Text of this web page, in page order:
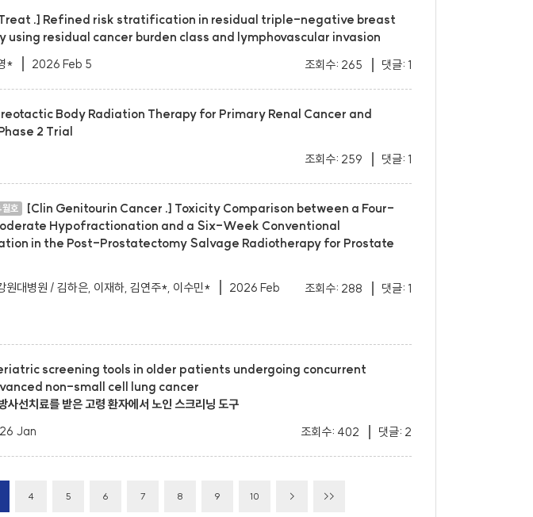
Treat .] Refined risk stratification in residual triple-negative breast
residual cancer burden class and lymphovascular invasion
*
2026 Feb 5 댓글: 1
조회수: 265
Body Radiation Therapy for Primary Renal Cancer and
2 Trial
댓글: 1
조회수: 259
호
[Clin Genitourin Cancer .] Toxicity Comparison between a Four-
Hypofractionation and a Six-Week Conventional
in the Post-Prostatectomy Salvage Radiotherapy for Prostate
원대병원 / 김하은, 이재하, 김연주*, 이수민*
2026 Feb 댓글: 1
조회수: 288
screening tools in older patients undergoing concurrent
non-small cell lung cancer
사선치료를 받은 고령 환자에서 노인 스크리닝 도구
Jan 댓글: 2
조회수: 402
4 5 6 7 8 9 10 > >>